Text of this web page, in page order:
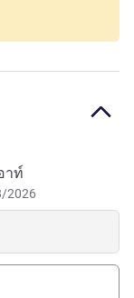
help with
terrace with a
and Oléron, La
ambiance. Its
immerses you
upon arrival.
Reach the
and the
าท์
2026